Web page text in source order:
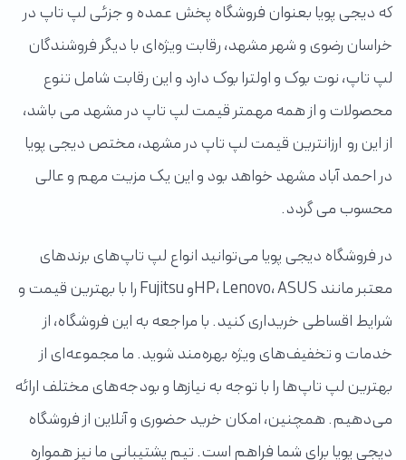
که دیجی پویا بعنوان فروشگاه پخش عمده و جزئی لپ تاپ در
خراسان رضوی و شهر مشهد، رقابت ویژه‌ای با دیگر فروشندگان
لپ تاپ، نوت بوک و اولترا بوک دارد و این رقابت شامل تنوع
محصولات و از همه مهمتر قیمت لپ تاپ در مشهد می باشد،
از این رو ارزانترین قیمت لپ تاپ در مشهد، مختص دیجی پویا
در احمد آباد مشهد خواهد بود و این یک مزیت مهم و عالی
محسوب می گردد.
در فروشگاه دیجی پویا می‌توانید انواع لپ تاپ‌های برندهای
معتبر مانند HP، Lenovo، ASUSو Fujitsu را با بهترین قیمت و
شرایط اقساطی خریداری کنید. با مراجعه به این فروشگاه، از
خدمات و تخفیف‌های ویژه بهره‌مند شوید. ما مجموعه‌ای از
بهترین لپ تاپ‌ها را با توجه به نیازها و بودجه‌های مختلف ارائه
می‌دهیم. همچنین، امکان خرید حضوری و آنلاین از فروشگاه
دیجی پویا برای شما فراهم است. تیم پشتیبانی ما نیز همواره